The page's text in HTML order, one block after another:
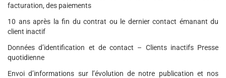
facturation, des paiements
10 ans après la fin du contrat ou le dernier contact émanant du
client inactif
Données d’identification et de contact – Clients inactifs Presse
quotidienne
Envoi d’informations sur l’évolution de notre publication et nos